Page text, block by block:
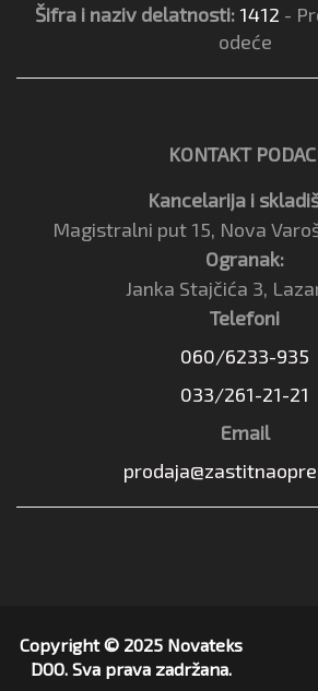
Šifra i naziv delatnosti: 1412 -
odeće
KONTAKT
Kancelarija i
Magistralni put 15, Nova
Ogranak:
Janka Stajčića 3,
Telefoni
060/6233-935
033/261-21-21
Email
Copyright © 2025 Novateks
DOO. Sva prava zadržana.